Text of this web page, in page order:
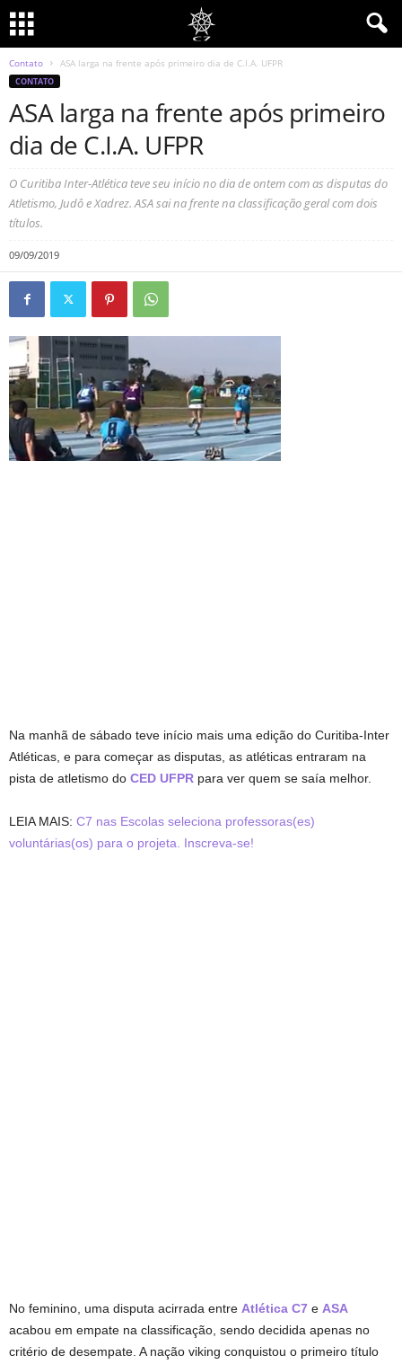
Contato ASA larga na frente após primeiro dia de C.I.A. UFPR
CONTATO
ASA larga na frente após primeiro
dia de C.I.A. UFPR
O Curitiba Inter-Atlética teve seu início no dia de ontem com as disputas do
Atletismo, Judô e Xadrez. ASA sai na frente na classificação geral com dois
títulos.
09/09/2019
Na manhã de sábado teve início mais uma edição do Curitiba-Inter
Atléticas, e para começar as disputas, as atléticas entraram na
pista de atletismo do CED UFPR para ver quem se saía melhor.
LEIA MAIS: C7 nas Escolas seleciona professoras(es)
voluntárias(os) para o projeta. Inscreva-se!
No feminino, uma disputa acirrada entre Atlética C7 e ASA
acabou em empate na classificação, sendo decidida apenas no
critério de desempate. A nação viking conquistou o primeiro título